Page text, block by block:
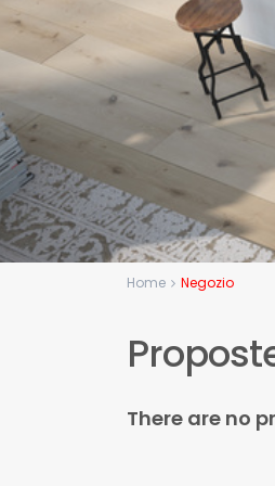
Home Negozio
There are no